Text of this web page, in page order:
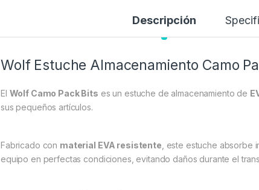
Descripción
Wolf Estuche Almacenamiento Camo
El Wolf Camo Pack Bits es un estuche de almacenamiento de
sus pequeños artículos.
Fabricado con material EVA resistente , este estuche
equipo en perfectas condiciones, evitando daños durante el